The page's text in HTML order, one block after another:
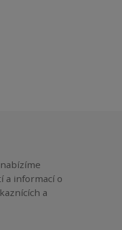
a informací o
a